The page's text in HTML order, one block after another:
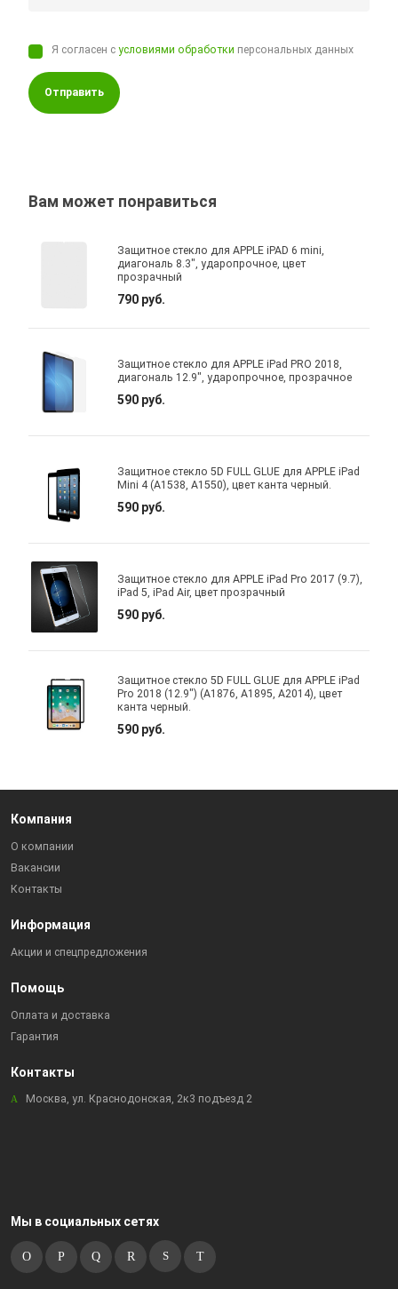
Я согласен сусловиями обработки персональных данных
Отправить
Вам может понравиться
Защитное стекло для APPLE iPAD 6 mini,
диагональ 8.3", ударопрочное, цвет
прозрачный
790 руб.
Защитное стекло для APPLE iPad PRO 2018,
диагональ 12.9", ударопрочное, прозрачное
590 руб.
Защитное стекло 5D FULL GLUE для APPLE iPad
Mini 4 (A1538, A1550), цвет канта черный.
590 руб.
Защитное стекло для APPLE iPad Pro 2017 (9.7),
iPad 5, iPad Air, цвет прозрачный
590 руб.
Защитное стекло 5D FULL GLUE для APPLE iPad
Pro 2018 (12.9") (A1876, A1895, A2014), цвет
канта черный.
590 руб.
Компания
О компании
Вакансии
Контакты
Информация
Акции и спецпредложения
Помощь
Оплата и доставка
Гарантия
Контакты
Москва, ул. Краснодонская, 2к3 подъезд 2
Мы в социальных сетях